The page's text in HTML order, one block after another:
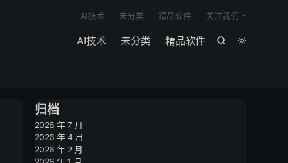


AI技术 未分类 精品软件
AI技术 未分类 精品软件 关注我们
归档
2026 年 7 月
2026 年 4 月
2026 年 2 月